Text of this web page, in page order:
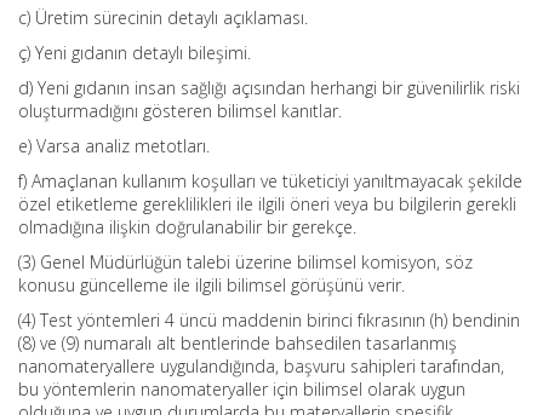
c) Üretim sürecinin detaylı açıklaması.
ç) Yeni gıdanın detaylı bileşimi.
d) Yeni gıdanın insan sağlığı açısından herhangi bir güvenilirlik riski
oluşturmadığını gösteren bilimsel kanıtlar.
e) Varsa analiz metotları.
f) Amaçlanan kullanım koşulları ve tüketiciyi yanıltmayacak şekilde
özel etiketleme gereklilikleri ile ilgili öneri veya bu bilgilerin gerekli
olmadığına ilişkin doğrulanabilir bir gerekçe.
(3) Genel Müdürlüğün talebi üzerine bilimsel komisyon, söz
konusu güncelleme ile ilgili bilimsel görüşünü verir.
(4) Test yöntemleri 4 üncü maddenin birinci fıkrasının (h) bendinin
(8) ve (9) numaralı alt bentlerinde bahsedilen tasarlanmış
nanomateryallere uygulandığında, başvuru sahipleri tarafından,
bu yöntemlerin nanomateryaller için bilimsel olarak uygun